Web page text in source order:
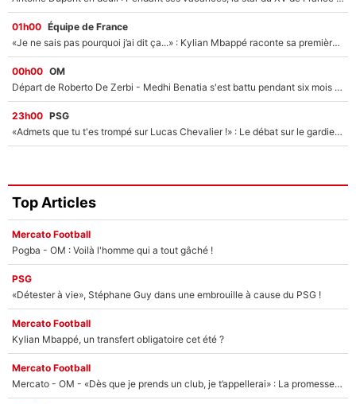
01h00 Équipe de France
«Je ne sais pas pourquoi j’ai dit ça...» : Kylian Mbappé raconte sa première rencontre avec Zinédine Zidane (et c’est très drôle)
00h00 OM
Départ de Roberto De Zerbi - Medhi Benatia s'est battu pendant six mois pour le retenir à l'OM, le PSG a été le naufrage de trop : «Je pars avec toi»
23h00 PSG
«Admets que tu t'es trompé sur Lucas Chevalier !» : Le débat sur le gardien du PSG vire au clash à l'After Foot
Top Articles
Mercato Football
Pogba - OM : Voilà l'homme qui a tout gâché !
PSG
«Détester à vie», Stéphane Guy dans une embrouille à cause du PSG !
Mercato Football
Kylian Mbappé, un transfert obligatoire cet été ?
Mercato Football
Mercato - OM - «Dès que je prends un club, je t’appellerai» : La promesse de Marcelino au moment de claquer la porte